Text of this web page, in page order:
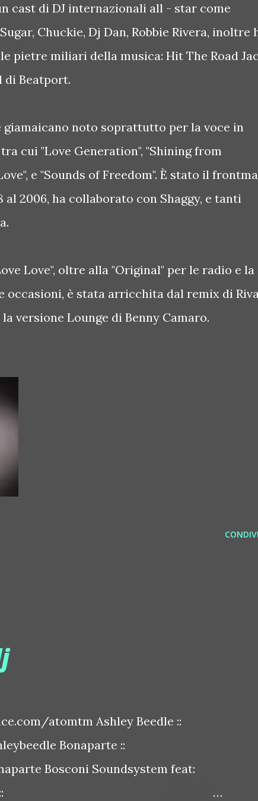
cast di DJ internazionali all - star come
Chuckie, Dj Dan, Robbie Rivera, inoltre
pietre miliari della musica: Hit The Road
di Beatport.
giamaicano noto soprattutto per la voce in
cui "Love Generation", "Shining from
e "Sounds of Freedom". È stato il
al 2006, ha collaborato con Shaggy, e tanti
Love", oltre alla "Original" per le radio e la
occasioni, è stata arricchita dal remix di
versione Lounge di Benny Camaro.
atomtm Ashley Beedle ::
Bonaparte ::
Bosconi Soundsystem feat: